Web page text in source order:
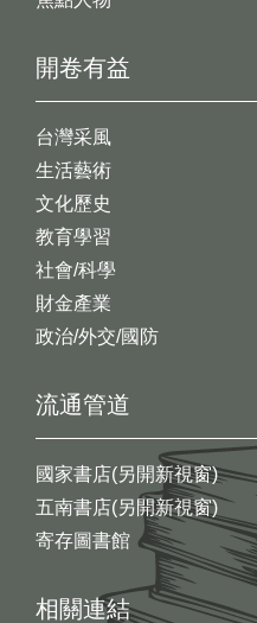
開卷有益
台灣采風
生活藝術
文化歷史
教育學習
社會/科學
財金產業
政治/外交/國防
流通管道
國家書店(另開新視窗)
五南書店(另開新視窗)
寄存圖書館
相關連結